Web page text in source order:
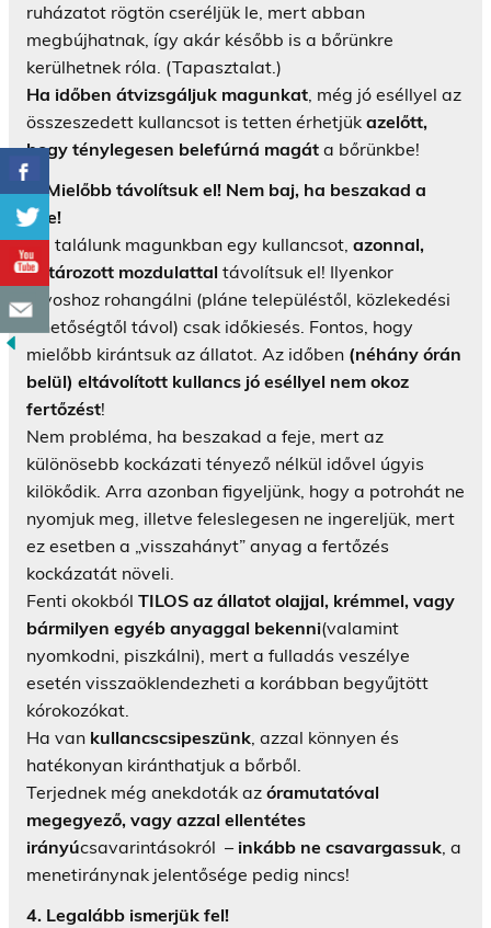
ruházatot rögtön cseréljük le, mert abban
megbújhatnak, így akár később is a bőrünkre
kerülhetnek róla. (Tapasztalat.)
Ha időben átvizsgáljuk magunkat, még jó eséllyel az
összeszedett kullancsot is tetten érhetjük azelőtt,
hogy ténylegesen belefúrná magát a bőrünkbe!
3. Mielőbb távolítsuk el! Nem baj, ha beszakad a
feje!
Ha találunk magunkban egy kullancsot, azonnal,
határozott mozdulattal távolítsuk el! Ilyenkor
orvoshoz rohangálni (pláne településtől, közlekedési
lehetőségtől távol) csak időkiesés. Fontos, hogy
mielőbb kirántsuk az állatot. Az időben (néhány órán
belül) eltávolított kullancs jó eséllyel nem okoz
fertőzést!
Nem probléma, ha beszakad a feje, mert az
különösebb kockázati tényező nélkül idővel úgyis
kilökődik. Arra azonban figyeljünk, hogy a potrohát ne
nyomjuk meg, illetve feleslegesen ne ingereljük, mert
ez esetben a „visszahányt” anyag a fertőzés
kockázatát növeli.
Fenti okokból TILOS az állatot olajjal, krémmel, vagy
bármilyen egyéb anyaggal bekenni(valamint
nyomkodni, piszkálni), mert a fulladás veszélye
esetén visszaöklendezheti a korábban begyűjtött
kórokozókat.
Ha van kullancscsipeszünk, azzal könnyen és
hatékonyan kiránthatjuk a bőrből.
Terjednek még anekdoták az óramutatóval
megegyező, vagy azzal ellentétes
irányúcsavarintásokról – inkább ne csavargassuk, a
menetiránynak jelentősége pedig nincs!
4. Legalább ismerjük fel!